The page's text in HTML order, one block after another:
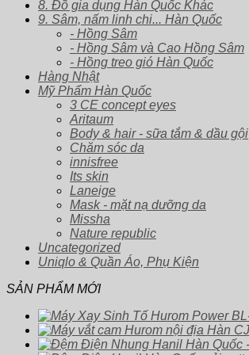
8. Đồ gia dụng Hàn Quốc Khác
9. Sâm, nấm linh chi... Hàn Quốc
- Hồng Sâm
- Hồng Sâm và Cao Hồng Sâm
- Hồng treo gió Hàn Quốc
Hàng Nhật
Mỹ Phẩm Hàn Quốc
3 CE concept eyes
Aritaum
Body & hair - sữa tắm & dầu gội
Chăm sóc da
innisfree
Its skin
Laneige
Mask - mặt nạ dưỡng da
Missha
Nature republic
Uncategorized
Uniqlo & Quần Áo, Phụ Kiện
SẢN PHẨM MỚI